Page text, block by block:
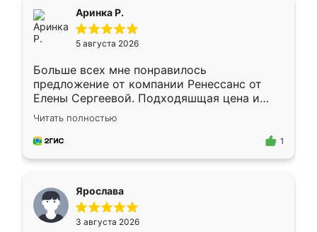
Аринка Р.
5 августа 2026
Больше всех мне понравилось
предложение от компании Ренессанс от
Елены Сергеевой. Подходяшщая цена и
короткие сроки изготовления. Приехавший
для замера сотрудник Владислав
предложил по моему эскизу самый
Читать полностью
1
Ярослава
3 августа 2026